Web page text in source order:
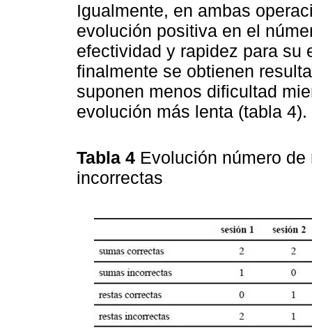
Igualmente, en ambas
evolución positiva en el
efectividad y rapidez para su
finalmente se obtienen
suponen menos dificultad
evolución más lenta (tabla 4).
Tabla 4 Evolución número
incorrectas